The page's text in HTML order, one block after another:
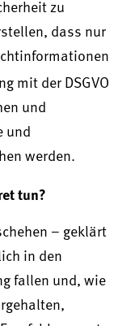
zu
dass nur
mit der DSGVO
und
und
werden.
tun?
– geklärt
in den
fallen und, wie